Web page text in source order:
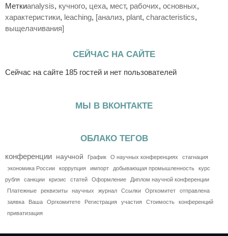
Меткиanalysis, кучного, цеха, мест, рабочих, основных,
характеристики, leaching, [анализ, plant, characteristics,
выщелачивания]
СЕЙЧАС НА САЙТЕ
Сейчас на сайте 185 гостей и нет пользователей
МЫ В ВКОНТАКТЕ
ОБЛАКО ТЕГОВ
конференции научной График О научных конференциях
стагнация
экономика России
коррупция импорт добывающая промышленность
курс
рубля
санкции кризис статей Оформление
Диплом научной конференции
Платежные
реквизиты научных журнал Ссылки Оргкомитет
отправлена
заявка
Ваша Оргкомитете Регистрация участия Стоимость
конференций
приватизация